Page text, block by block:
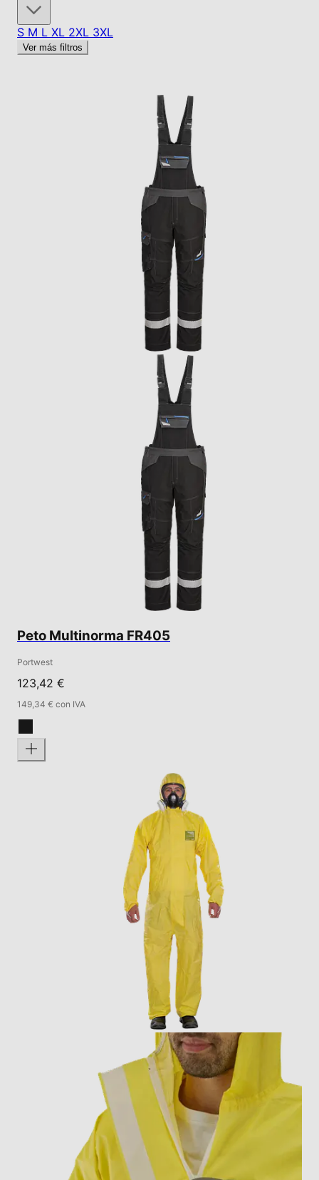
S M L XL 2XL 3XL
Ver más filtros
Peto Multinorma FR405
Portwest
123,42 €
149,34 € con IVA